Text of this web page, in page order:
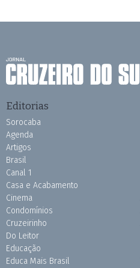
Editorias
Sorocaba
Agenda
Artigos
Brasil
Canal 1
Casa e Acabamento
Cinema
Condomínios
Cruzeirinho
Do Leitor
Educação
Educa Mais Brasil